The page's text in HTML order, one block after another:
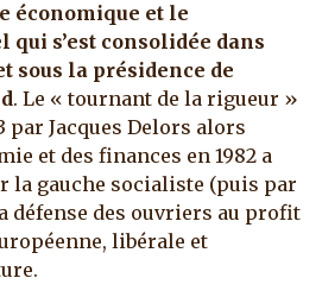
économique et le
s’est consolidée dans
sous la présidence de
. Le « tournant de la rigueur »
par Jacques Delors alors
et des finances en 1982 a
la gauche socialiste (puis par
défense des ouvriers au profit
libérale et